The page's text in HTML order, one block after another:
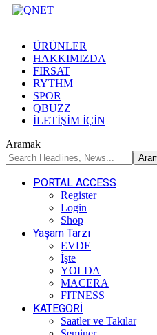
ÜRÜNLER
HAKKIMIZDA
FIRSAT
RYTHM
SPOR
QBUZZ
İLETİŞİM İÇİN
Aramak
PORTAL ACCESS
Register
Login
Shop
Yaşam Tarzı
EVDE
İşte
YOLDA
MACERA
FITNESS
KATEGORİ
Saatler ve Takılar